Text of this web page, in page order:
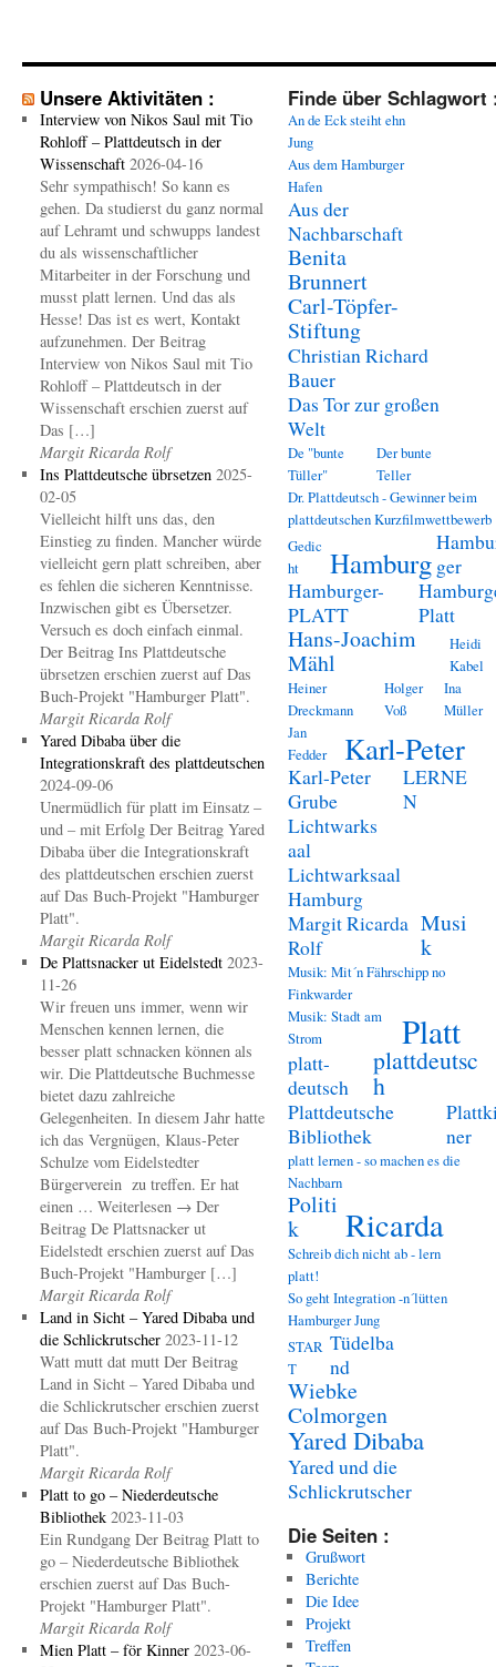
Unsere Aktivitäten :
Interview von Nikos Saul mit Tio
Rohloff – Plattdeutsch in der
Wissenschaft 2026-04-16
Sehr sympathisch! So kann es
gehen. Da studierst du ganz normal
auf Lehramt und schwupps landest
du als wissenschaftlicher
Mitarbeiter in der Forschung und
musst platt lernen. Und das als
Hesse! Das ist es wert, Kontakt
aufzunehmen. Der Beitrag
Interview von Nikos Saul mit Tio
Rohloff – Plattdeutsch in der
Wissenschaft erschien zuerst auf
Das […]
Margit Ricarda Rolf
Ins Plattdeutsche übrsetzen 2025-
02-05
Vielleicht hilft uns das, den
Einstieg zu finden. Mancher würde
vielleicht gern platt schreiben, aber
es fehlen die sicheren Kenntnisse.
Inzwischen gibt es Übersetzer.
Versuch es doch einfach einmal.
Der Beitrag Ins Plattdeutsche
übrsetzen erschien zuerst auf Das
Buch-Projekt "Hamburger Platt".
Margit Ricarda Rolf
Yared Dibaba über die
Integrationskraft des plattdeutschen
2024-09-06
Unermüdlich für platt im Einsatz –
und – mit Erfolg Der Beitrag Yared
Dibaba über die Integrationskraft
des plattdeutschen erschien zuerst
auf Das Buch-Projekt "Hamburger
Platt".
Margit Ricarda Rolf
De Plattsnacker ut Eidelstedt 2023-
11-26
Wir freuen uns immer, wenn wir
Menschen kennen lernen, die
besser platt schnacken können als
wir. Die Plattdeutsche Buchmesse
bietet dazu zahlreiche
Gelegenheiten. In diesem Jahr hatte
ich das Vergnügen, Klaus-Peter
Schulze vom Eidelstedter
Bürgerverein zu treffen. Er hat
einen … Weiterlesen → Der
Beitrag De Plattsnacker ut
Eidelstedt erschien zuerst auf Das
Buch-Projekt "Hamburger […]
Margit Ricarda Rolf
Land in Sicht – Yared Dibaba und
die Schlickrutscher 2023-11-12
Watt mutt dat mutt Der Beitrag
Land in Sicht – Yared Dibaba und
die Schlickrutscher erschien zuerst
auf Das Buch-Projekt "Hamburger
Platt".
Margit Ricarda Rolf
Platt to go – Niederdeutsche
Bibliothek 2023-11-03
Ein Rundgang Der Beitrag Platt to
go – Niederdeutsche Bibliothek
erschien zuerst auf Das Buch-
Projekt "Hamburger Platt".
Margit Ricarda Rolf
Mien Platt – för Kinner 2023-06-
Finde über Schlagwort
An de Eck steiht ehn
Jung
Aus dem Hamburger
Hafen
Aus der
Nachbarschaft
Benita
Brunnert
Carl-Töpfer-
Stiftung
Christian Richard
Bauer
Das Tor zur großen
Welt
De "bunte
Tüller"
Der bunte
Teller
Dr. Plattdeutsch - Gewinner beim
plattdeutschen Kurzfilmwettbewerb
Gedic
ht
Hamburg ger
Hamburger-
PLATT
Platt
Hans-Joachim
Mähl
Heidi
Kabel
Heiner
Dreckmann
Holger
Voß
Ina
Müller
Jan
Fedder
Karl-Peter
Karl-Peter
Grube
LERNE
N
Lichtwarks
aal
Lichtwarksaal
Hamburg
Margit Ricarda
Rolf
Musi
k
Musik: Mit´n Fährschipp no
Finkwarder
Musik: Stadt am
Strom
Platt
platt-
deutsch
plattdeutsc
h
Plattdeutsche
Bibliothek
ner
platt lernen - so machen es die
Nachbarn
Politi
k
Ricarda
Schreib dich nicht ab - lern
platt!
So geht Integration -n´lütten
Hamburger Jung
STAR
T
Tüdelba
nd
Wiebke
Colmorgen
Yared Dibaba
Yared und die
Schlickrutscher
Die Seiten :
Grußwort
Berichte
Die Idee
Projekt
Treffen